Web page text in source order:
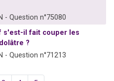
- Question n°75080
s'est-il fait couper les
?
- Question n°71213